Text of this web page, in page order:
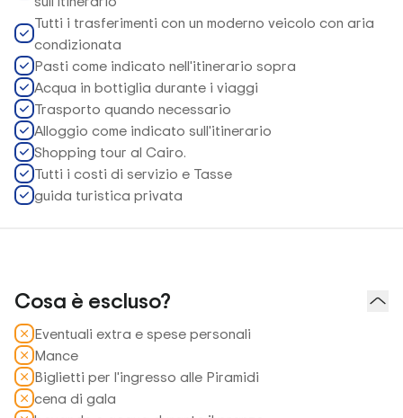
Tutti i trasferimenti con un moderno veicolo con aria
condizionata
Pasti come indicato nell'itinerario sopra
Acqua in bottiglia durante i viaggi
Trasporto quando necessario
Alloggio come indicato sull'itinerario
Shopping tour al Cairo.
Tutti i costi di servizio e Tasse
guida turistica privata
Cosa è escluso?
Eventuali extra e spese personali
Mance
Biglietti per l'ingresso alle Piramidi
cena di gala